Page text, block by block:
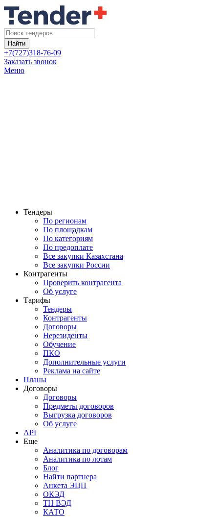
Найти
+7(727)318-76-09
Заказать звонок
Меню
Тендеры
По регионам
По площадкам
По категориям
По предоплате
Все закупки Казахстана
Все закупки России
Контрагенты
Проверить контрагента
Об услуге
Тарифы
Тендеры
Контрагенты
Договоры
Нерезиденты
Обучение
ПКО
Дополнительные услуги
Реклама на сайте
Планы
Договоры
Договоры
Предметы договоров
Выгрузка договоров
Об услуге
API
Еще
Аналитика по договорам
Аналитика по лотам
Блог
Найти партнера
Анкета ЭЦП
ОКЭД
ТН ВЭД
КАТО